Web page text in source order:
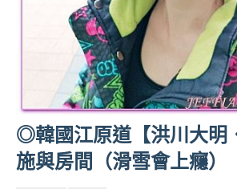
賓、
News
金
◎韓國江原道【洪川大明
施與房間（滑雪會上癮）